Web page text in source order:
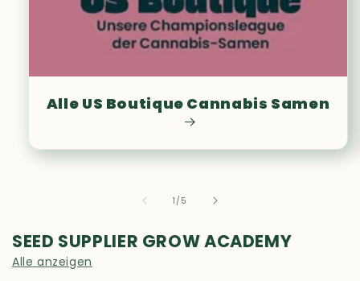
Alle US Boutique Cannabis Samen
1 /von
5
SEED SUPPLIER GROW ACADEMY
Alle anzeigen